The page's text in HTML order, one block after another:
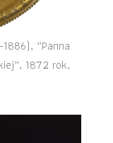
„Panna
1872 rok,